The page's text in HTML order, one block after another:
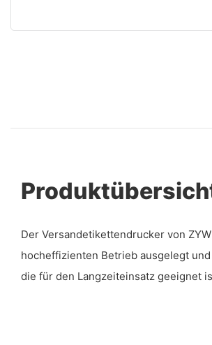
Der Versandetikettendrucker von
hocheffizienten Betrieb ausgelegt
die für den Langzeiteinsatz geeignet